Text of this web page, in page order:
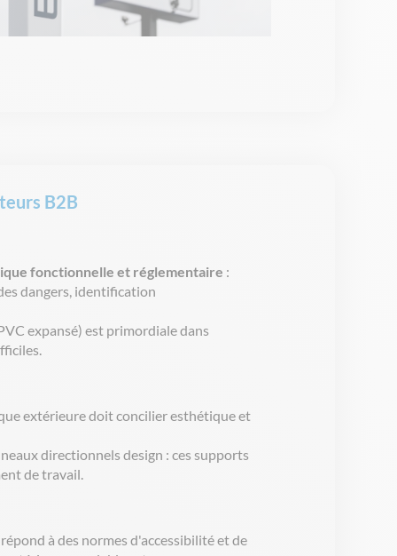
B2B
fonctionnelle et réglementaire :
dangers, identification
expansé) est primordialedans
.
extérieuredoitconcilieresthétiqueet
directionnels design : ces supports
de travail.
répond à des normes d'accessibilitéet de